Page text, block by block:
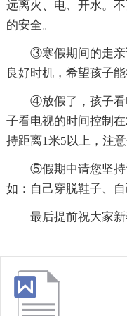
远离火、电、开水。
的安全。
③寒假期间的走亲
良好时机，希望孩子
④放假了，孩子看
子看电视的时间控制
持距离1米5以上，注意
⑤假期中请您坚持
如：自己穿脱鞋子、自
最后提前祝大家